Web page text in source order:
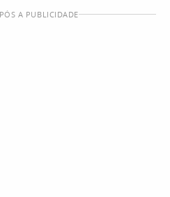
A PUBLICIDADE